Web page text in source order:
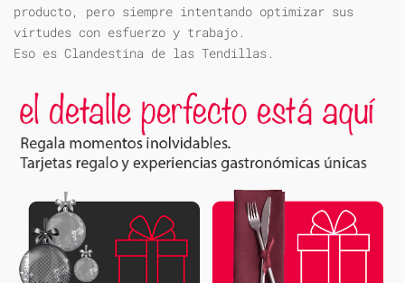
producto, pero siempre intentando optimizar sus
virtudes con esfuerzo y trabajo.
Eso es Clandestina de las Tendillas.